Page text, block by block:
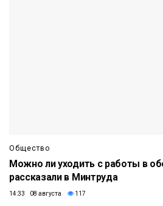
Общество
Можно ли уходить с работы в
рассказали в Минтруда
14:33 08 августа 117